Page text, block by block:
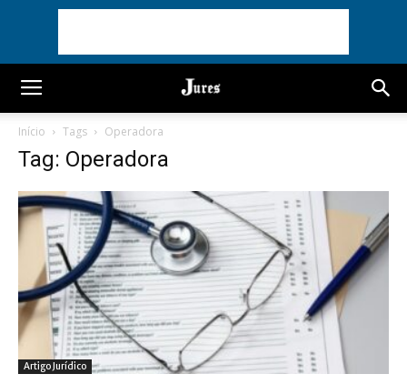
Início Tags Operadora
Tag: Operadora
Artigo Jurídico